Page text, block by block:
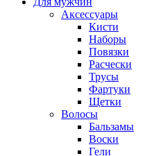
Аксессуары
Кисти
Наборы
Повязки
Расчески
Трусы
Фартуки
Щетки
Волосы
Бальзамы
Воски
Гели